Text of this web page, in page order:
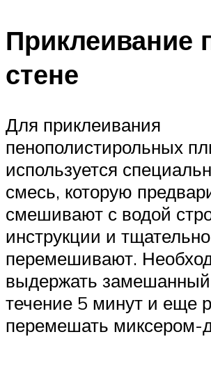
Приклеивание
стене
Для приклеивания
пенополистирольных
используется
смесь, которую
смешивают с водой
инструкции и тщательно
перемешивают.
выдержать замешанный
течение 5 минут и еще
перемешать миксером-